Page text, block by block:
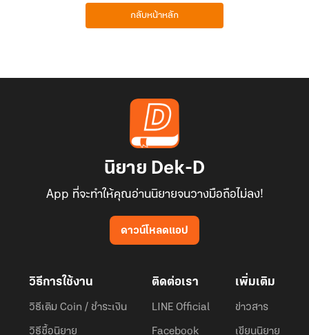
กลับหน้าหลัก
นิยาย Dek-D
App ที่จะทำให้คุณอ่านนิยายจนวางมือถือไม่ลง!
ดาวน์โหลดแอป
วิธีการใช้งาน
วิธีเติม Coin / ชำระเงิน
วิธีซื้อนิยาย
ติดต่อเรา
LINE Official
Facebook
เพิ่มเติม
ข่าวสาร
เขียนนิยาย